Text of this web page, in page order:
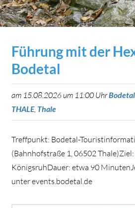
Führung mit der
Bodetal
am 15.08.2026 um 11:00 Uhr
THALE, Thale
Treffpunkt: Bodetal-
(Bahnhofstraße 1, 06502
KönigsruhDauer: etwa 90
unter events.bodetal.de